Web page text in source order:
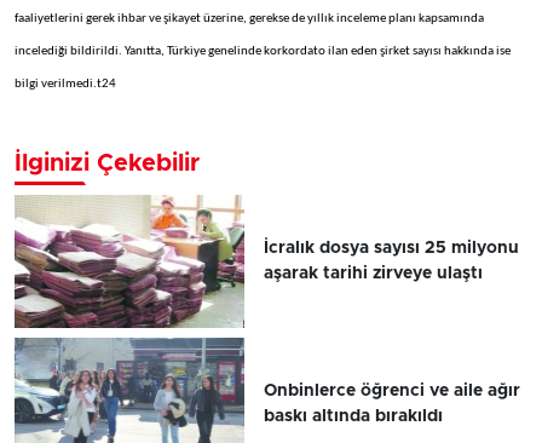
faaliyetlerini gerek ihbar ve şikayet üzerine, gerekse de yıllık inceleme planı kapsamında
incelediği bildirildi. Yanıtta, Türkiye genelinde korkordato ilan eden şirket sayısı hakkında ise
bilgi verilmedi.t24
İlginizi Çekebilir
İcralık dosya sayısı 25 milyonu
aşarak tarihi zirveye ulaştı
Onbinlerce öğrenci ve aile ağır
baskı altında bırakıldı